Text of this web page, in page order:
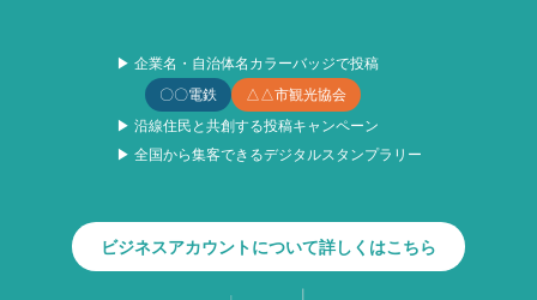
▶ 企業名・自治体名カラーバッジで投稿
〇〇電鉄
△△市観光協会
▶ 沿線住民と共創する投稿キャンペーン
▶ 全国から集客できるデジタルスタンプラリー
ビジネスアカウントについて詳しくはこちら